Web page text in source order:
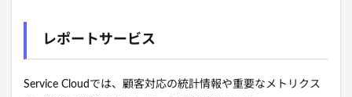
レポートサービス
Service Cloudでは、顧客対応の統計情報や重要なメトリクス